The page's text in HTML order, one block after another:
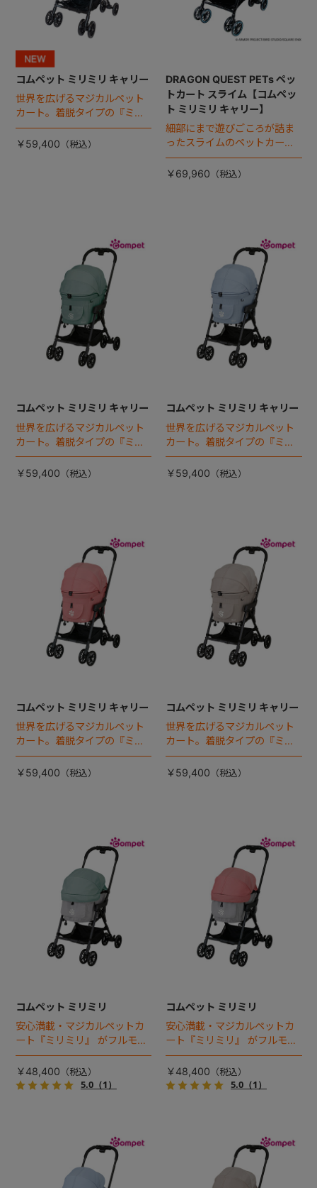
コムペット ミリミリ キャリー
世界を広げるマジカルペット
カート。着脱タイプの『ミリ
ミリ キャリー』 からアースカ
ラーが登場！
￥59,400
DRAGON QUEST PETs ペッ
トカート スライム【コムペッ
ト ミリミリ キャリー】
細部にまで遊びごころが詰ま
ったスライムのペットカー
ト。
￥69,960
コムペット ミリミリ キャリー
世界を広げるマジカルペット
カート。着脱タイプの『ミリ
ミリEG』 がフルモデルチェン
ジ 。新機能「マジカルフォー
￥59,400
コムペット ミリミリ キャリー
世界を広げるマジカルペット
カート。着脱タイプの『ミリ
ミリEG』 がフルモデルチェン
ジ 。新機能「マジカルフォー
￥59,400
コムペット ミリミリ キャリー
世界を広げるマジカルペット
カート。着脱タイプの『ミリ
ミリEG』 がフルモデルチェン
ジ 。新機能「マジカルフォー
￥59,400
コムペット ミリミリ キャリー
世界を広げるマジカルペット
カート。着脱タイプの『ミリ
ミリEG』 がフルモデルチェン
ジ 。新機能「マジカルフォー
￥59,400
コムペット ミリミリ
安心満載・マジカルペットカ
ート『ミリミリ』 がフルモデ
ルチェンジ。 新機能「マジカ
ルフォールディング」搭載
￥48,400
5.0（1）
コムペット ミリミリ
安心満載・マジカルペットカ
ート『ミリミリ』 がフルモデ
ルチェンジ。 新機能「マジカ
ルフォールディング」搭載
￥48,400
5.0（1）